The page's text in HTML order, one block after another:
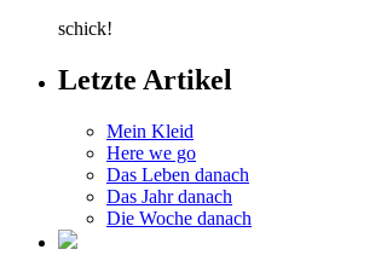
schick!
Letzte Artikel
Mein Kleid
Here we go
Das Leben danach
Das Jahr danach
Die Woche danach